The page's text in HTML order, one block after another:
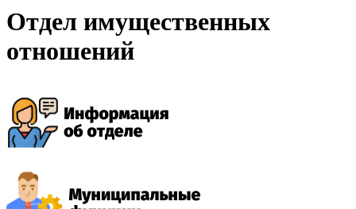
Отдел имущественных
отношений